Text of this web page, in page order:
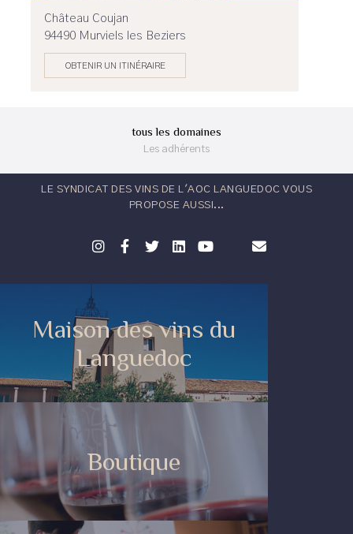
Château Coujan
94490 Murviels les Beziers
OBTENIR UN ITINÉRAIRE
tous les domaines
Les adhérents
LE SYNDICAT DES VINS DE L'AOC LANGUEDOC VOUS
PROPOSE AUSSI...
Maison des vins du
Languedoc
Boutique